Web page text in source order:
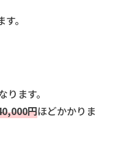
。
ます。
円ほどかかりま